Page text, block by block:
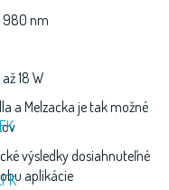
980 nm
18 W
a Melzacka je tak možné
výsledky dosiahnuteľné
aplikácie